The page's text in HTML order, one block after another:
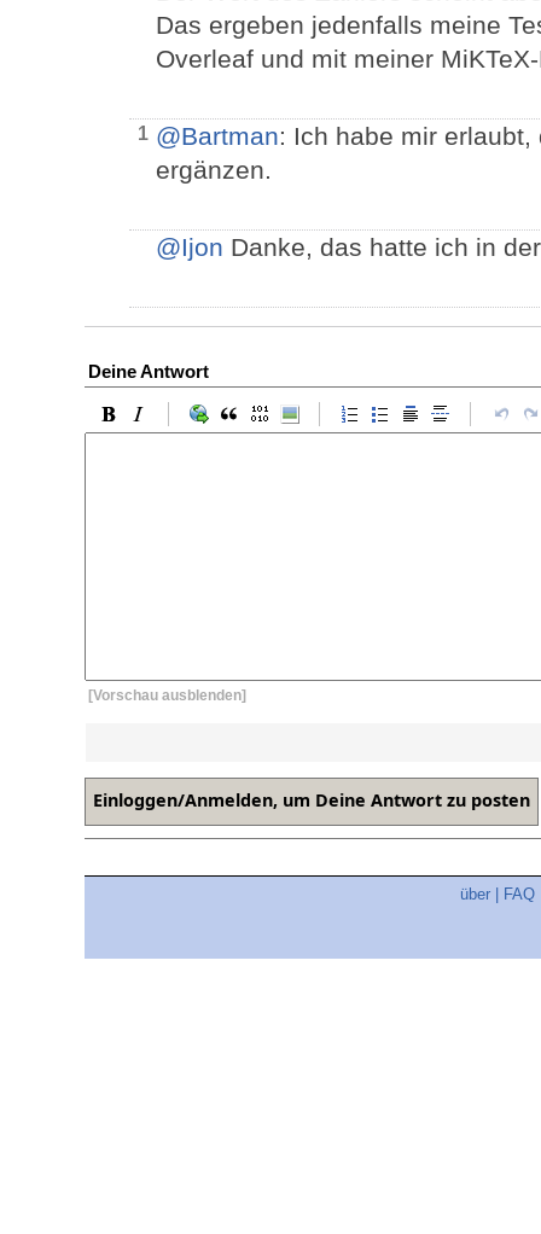
Das ergeben jedenfalls meine
Overleaf und mit meiner
1 @Bartman: Ich habe mir
ergänzen.
@Ijon Danke, das hatte ich in
Deine Antwort
[Vorschau ausblenden]
über FAQ